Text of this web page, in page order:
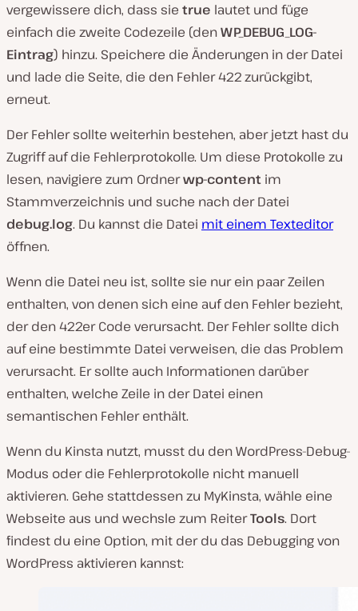
vergewissere dich, dass sie true lautet und füge
einfach die zweite Codezeile (denWP_DEBUG_LOG-
Eintrag) hinzu. Speichere die Änderungen in der Datei
und lade die Seite, die den Fehler 422 zurückgibt,
erneut.
Der Fehler sollte weiterhin bestehen, aber jetzt hast du
Zugriff auf die Fehlerprotokolle. Um diese Protokolle zu
lesen, navigiere zum Ordnerwp-content im
Stammverzeichnis und suche nach der Datei
debug.log. Du kannst die Datei mit einem Texteditor
öffnen.
Wenn die Datei neu ist, sollte sie nur ein paar Zeilen
enthalten, von denen sich eine auf den Fehler bezieht,
der den 422er Code verursacht. Der Fehler sollte dich
auf eine bestimmte Datei verweisen, die das Problem
verursacht. Er sollte auch Informationen darüber
enthalten, welche Zeile in der Datei einen
semantischen Fehler enthält.
Wenn du Kinsta nutzt, musst du den WordPress-Debug-
Modus oder die Fehlerprotokolle nicht manuell
aktivieren. Gehe stattdessen zu MyKinsta, wähle eine
Webseite aus und wechsle zum ReiterTools. Dort
findest du eine Option, mit der du das Debugging von
WordPress aktivieren kannst: